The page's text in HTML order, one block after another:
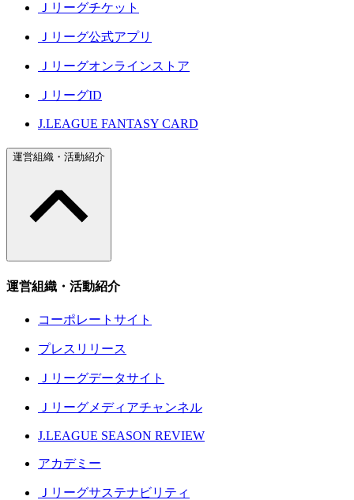
Ｊリーグチケット
Ｊリーグ公式アプリ
Ｊリーグオンラインストア
ＪリーグID
J.LEAGUE FANTASY CARD
運営組織・活動紹介
運営組織・活動紹介
コーポレートサイト
プレスリリース
Ｊリーグデータサイト
Ｊリーグメディアチャンネル
J.LEAGUE SEASON REVIEW
アカデミー
Ｊリーグサステナビリティ